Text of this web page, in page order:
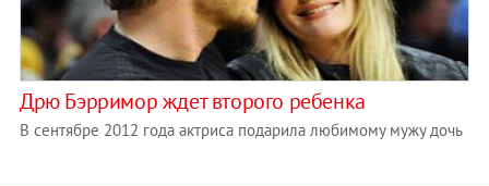
Дрю Бэрримор ждет второго ребенка
В сентябре 2012 года актриса подарила любимому мужу дочь